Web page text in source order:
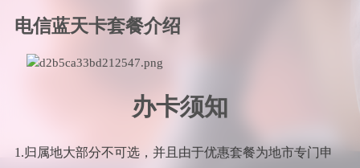
电信蓝天卡套餐介绍
办卡须知
1.归属地大部分不可选，并且由于优惠套餐为地市专门申